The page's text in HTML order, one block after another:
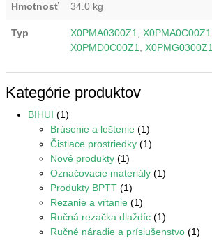
Hmotnosť 34.0 kg
Typ X0PMA0300Z1 X0PMA0C00Z1
X0PMD0C00Z1
X0PMG0300Z1
Kategórie produktov
BIHUI (1)
Brúsenie a leštenie (1)
Čistiace prostriedky (1)
Nové produkty (1)
Označovacie materiály (1)
Produkty BPTT (1)
Rezanie a vŕtanie (1)
Ručná rezačka dlaždíc (1)
Ručné náradie a príslušenstvo (1)